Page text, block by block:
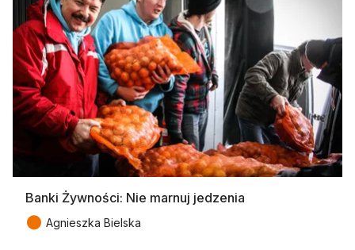
Banki Żywności: Nie marnuj jedzenia
● Agnieszka Bielska